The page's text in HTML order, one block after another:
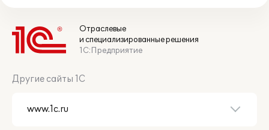
Отраслевые
и специализированные решения
1С:Предприятие
Другие сайты 1С